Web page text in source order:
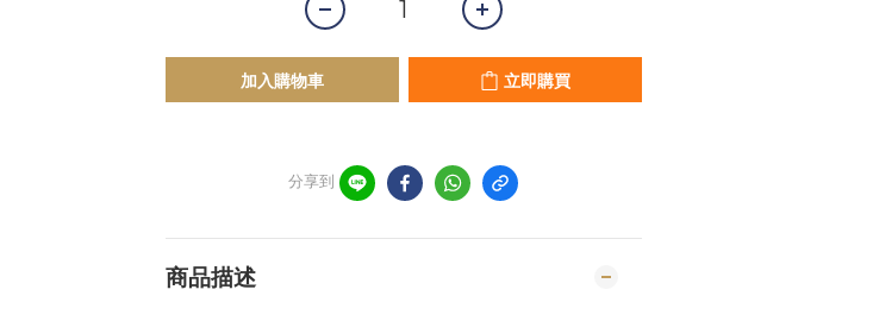
加入購物車 立即購買
分享到
商品描述